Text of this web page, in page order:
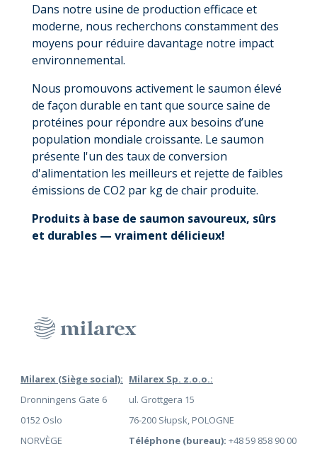
Dans notre usine de production efficace et
moderne, nous recherchons constamment des
moyens pour réduire davantage notre impact
environnemental.
Nous promouvons activement le saumon élevé
de façon durable en tant que source saine de
protéines pour répondre aux besoins d’une
population mondiale croissante. Le saumon
présente l'un des taux de conversion
d'alimentation les meilleurs et rejette de faibles
émissions de CO2 par kg de chair produite.
Produits à base de saumon savoureux, sûrs
et durables — vraiment délicieux!
Milarex (Siège social):
Dronningens Gate 6
0152 Oslo
NORVÈGE
Milarex Sp. z.o.o.:
ul. Grottgera 15
76-200 Słupsk, POLOGNE
Téléphone (bureau): +48 59 858 90 00